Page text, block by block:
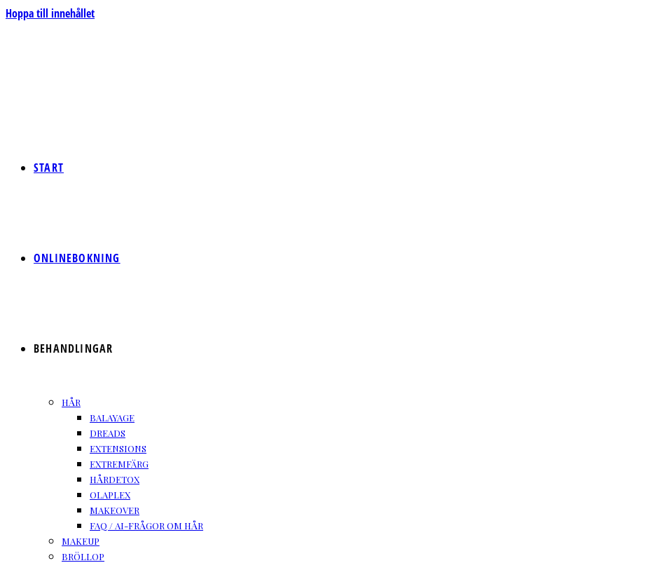
Hoppa till innehållet
START
ONLINEBOKNING
BEHANDLINGAR
HÅR
BALAYAGE
DREADS
EXTENSIONS
EXTREMFÄRG
HÅRDETOX
OLAPLEX
MAKEOVER
FAQ / AI-FRÅGOR OM HÅR
MAKEUP
BRÖLLOP